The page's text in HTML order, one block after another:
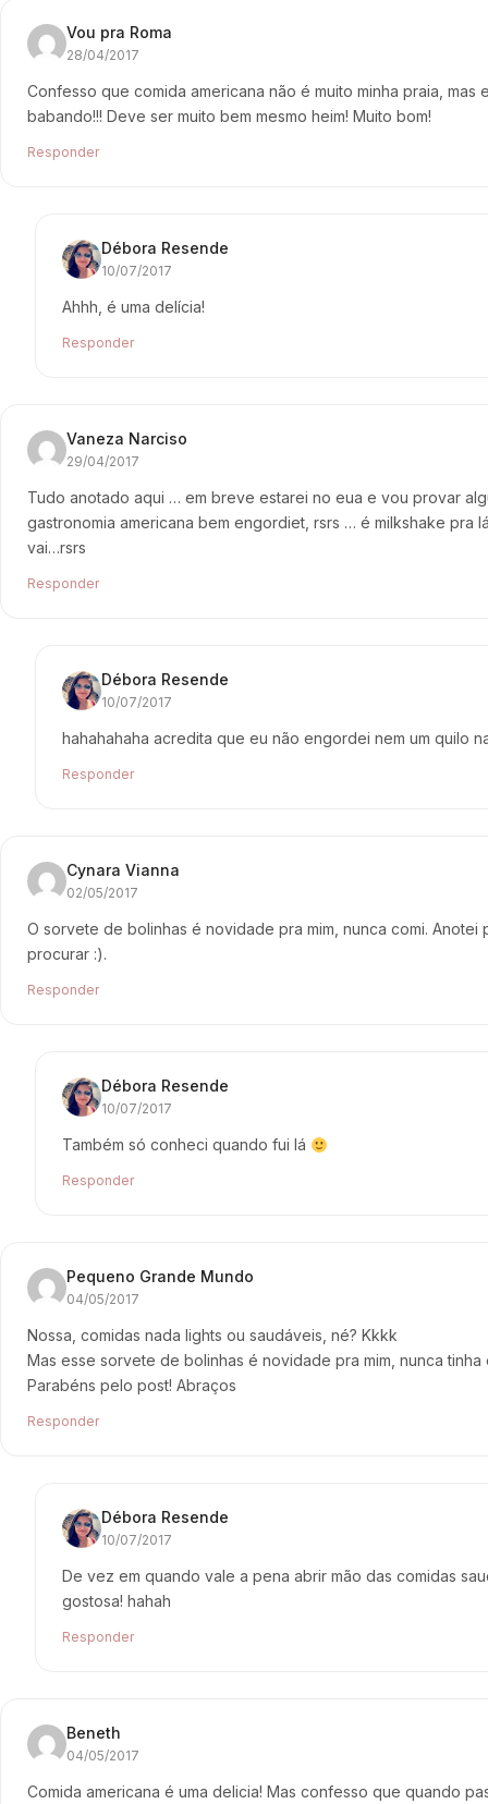
Vou pra Roma
28/04/2017
Confesso que comida americana não é muito minha praia, mas
babando!!! Deve ser muito bem mesmo heim! Muito bom!
Responder
Débora Resende
10/07/2017
Ahhh, é uma delícia!
Responder
Vaneza Narciso
29/04/2017
Tudo anotado aqui … em breve estarei no eua e vou provar
gastronomia americana bem engordiet, rsrs … é milkshake pra
vai…rsrs
Responder
Débora Resende
10/07/2017
hahahahaha acredita que eu não engordei nem um quilo
Responder
Cynara Vianna
02/05/2017
O sorvete de bolinhas é novidade pra mim, nunca comi. Anotei
procurar :).
Responder
Débora Resende
10/07/2017
Também só conheci quando fui lá
Responder
Pequeno Grande Mundo
04/05/2017
Nossa, comidas nada lights ou saudáveis, né? Kkkk
Mas esse sorvete de bolinhas é novidade pra mim, nunca tinha
Parabéns pelo post! Abraços
Responder
Débora Resende
10/07/2017
De vez em quando vale a pena abrir mão das comidas
gostosa! hahah
Responder
Beneth
04/05/2017
Comida americana é uma delicia! Mas confesso que quando